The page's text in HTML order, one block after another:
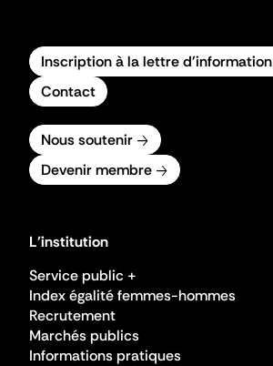
Inscription à la lettre d'information
Contact
Nous soutenir
Devenir membre
L'institution
Service public +
Index égalité femmes-hommes
Recrutement
Marchés publics
Informations pratiques